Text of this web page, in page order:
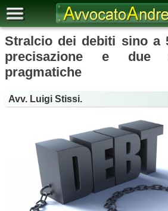
Stralcio dei debiti sino a
precisazione e due
pragmatiche
Avv. Luigi Stissi.